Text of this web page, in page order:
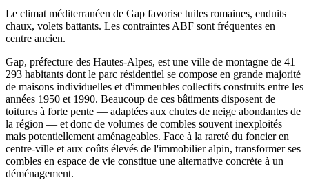
Le climat méditerranéen de Gap favorise tuiles romaines, enduits
chaux, volets battants. Les contraintes ABF sont fréquentes en
centre ancien.
Gap, préfecture des Hautes-Alpes, est une ville de montagne de 41
293 habitants dont le parc résidentiel se compose en grande majorité
de maisons individuelles et d'immeubles collectifs construits entre les
années 1950 et 1990. Beaucoup de ces bâtiments disposent de
toitures à forte pente — adaptées aux chutes de neige abondantes de
la région — et donc de volumes de combles souvent inexploités
mais potentiellement aménageables. Face à la rareté du foncier en
centre-ville et aux coûts élevés de l'immobilier alpin, transformer ses
combles en espace de vie constitue une alternative concrète à un
déménagement.